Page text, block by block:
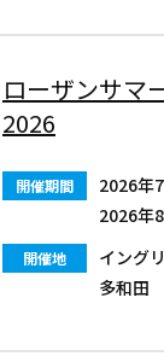
ローザンサマ
2026
開催期間
2026年
2026年
開催地
イング
多和田